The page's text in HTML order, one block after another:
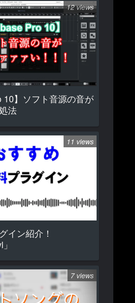
10】ソフト音源の音が
法
12 views
イン紹介！
11 views
7 views